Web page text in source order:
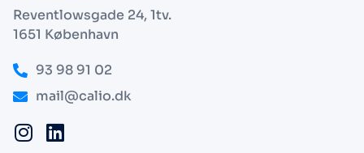
Reventlowsgade 24, 1tv.
1651 København
93 98 91 02
mail@calio.dk